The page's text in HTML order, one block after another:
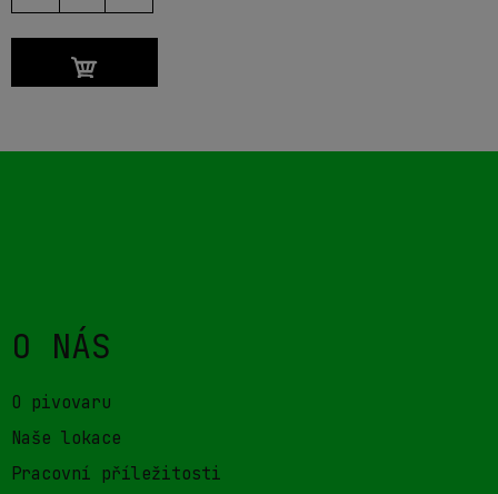
O NÁS
O pivovaru
Naše lokace
Pracovní příležitosti